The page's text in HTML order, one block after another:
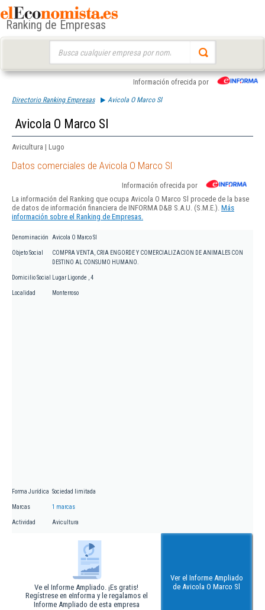
Ranking de Empresas
Información ofrecida por
Directorio Ranking Empresas Avicola O Marco Sl
Avicola O Marco Sl
Avicultura | Lugo
Datos comerciales de Avicola O Marco Sl
Información ofrecida por
La información del Ranking que ocupa Avicola O Marco Sl procede de la base
de datos de información financiera de INFORMA D&B S.A.U. (S.M.E.). Más
información sobre el Ranking de Empresas.
Denominación Avicola O Marco Sl
Objeto Social
COMPRA VENTA, CRIA ENGORDE Y COMERCIALIZACION DE ANIMALES CON
DESTINO AL CONSUMO HUMANO.
Domicilio Social Lugar Ligonde , 4
Localidad Monterroso
Forma Jurídica Sociedad limitada
Marcas 1 marcas
Actividad Avicultura
Ve el Informe Ampliado. ¡Es gratis!
Regístrese en eInforma y le regalamos el
Informe Ampliado de esta empresa
Ver el Informe Ampliado
de Avicola O Marco Sl